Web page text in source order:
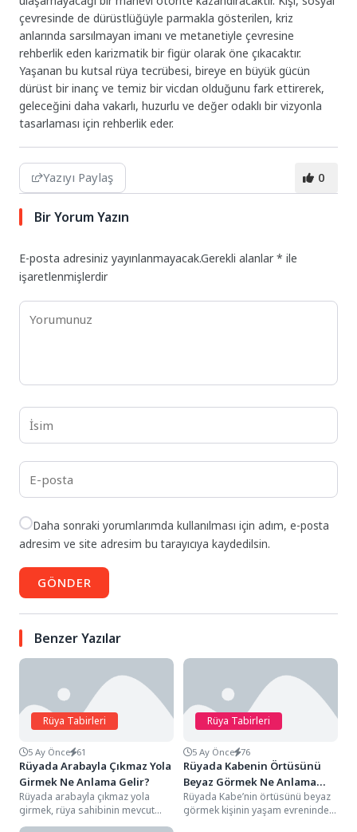
çevresinde de dürüstlüğüyle parmakla gösterilen, kriz
anlarında sarsılmayan imanı ve metanetiyle çevresine
rehberlik eden karizmatik bir figür olarak öne çıkacaktır.
Yaşanan bu kutsal rüya tecrübesi, bireye en büyük gücün
dürüst bir inanç ve temiz bir vicdan olduğunu fark ettirerek,
geleceğini daha vakarlı, huzurlu ve değer odaklı bir vizyonla
tasarlaması için rehberlik eder.
Yazıyı Paylaş 0
Bir Yorum Yazın
E-posta adresiniz yayınlanmayacak.Gerekli alanlar* ile
işaretlenmişlerdir
Daha sonraki yorumlarımda kullanılması için adım, e-posta
adresim ve site adresim bu tarayıcıya kaydedilsin.
GÖNDER
Benzer Yazılar
Rüya Tabirleri
5 Ay Önce 61
Rüyada Arabayla Çıkmaz Yola
Girmek Ne Anlama Gelir?
Rüyada arabayla çıkmaz yola
girmek, rüya sahibinin mevcut
yaşam stratejilerinin, kariyer
Rüya Tabirleri
5 Ay Önce 76
Rüyada Kabenin Örtüsünü
Beyaz Görmek Ne Anlama
Gelir?
Rüyada Kabe’nin örtüsünü beyaz
görmek kişinin yaşam evreninde